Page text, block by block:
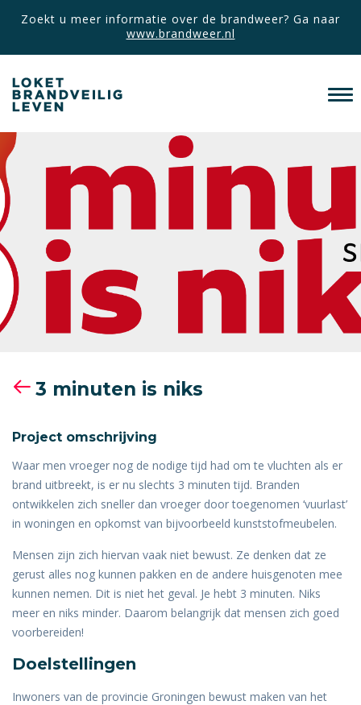
Zoekt u meer informatie over de brandweer? Ga naar
www.brandweer.nl
3 minuten is niks
Project omschrijving
Waar men vroeger nog de nodige tijd had om te vluchten als er
brand uitbreekt, is er nu slechts 3 minuten tijd. Branden
ontwikkelen zich sneller dan vroeger door toegenomen ‘vuurlast’
in woningen en opkomst van bijvoorbeeld kunststofmeubelen.
Mensen zijn zich hiervan vaak niet bewust. Ze denken dat ze
gerust alles nog kunnen pakken en de andere huisgenoten mee
kunnen nemen. Dit is niet het geval. Je hebt 3 minuten. Niks
meer en niks minder. Daarom belangrijk dat mensen zich goed
voorbereiden!
Doelstellingen
Inwoners van de provincie Groningen bewust maken van het